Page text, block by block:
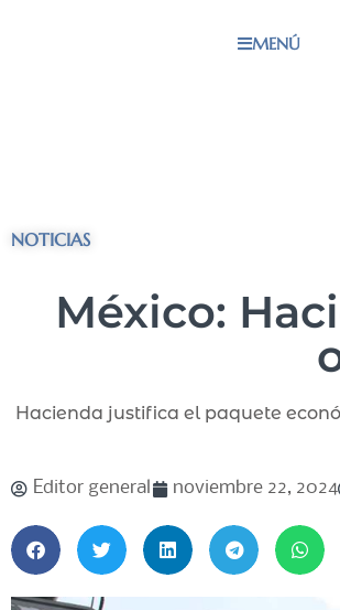
MENÚ
NOTICIAS
México:
Hacienda justifica el paquete
Editor general noviembre 22, 2024